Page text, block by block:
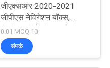
जीएक्सआर 2020-2021
जीपीएस नेविगेशन बॉक्स,
एंड्रॉइड ऑटो मॉड्यूल के लिए
एलसेलिट एंड्रॉइड कारप्ले
अपग्रेड इंटरफ़ेस
0.01 MOQ:10
संपर्क